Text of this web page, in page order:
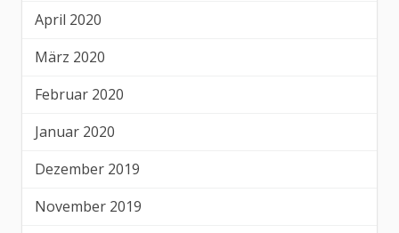
April 2020
März 2020
Februar 2020
Januar 2020
Dezember 2019
November 2019